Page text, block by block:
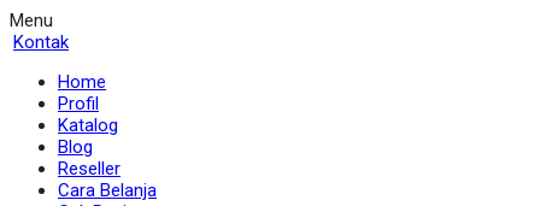
Menu
Kontak
Home
Profil
Katalog
Blog
Reseller
Cara Belanja